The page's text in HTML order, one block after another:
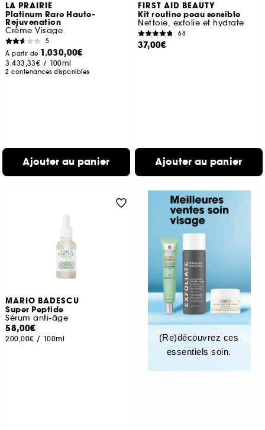
LA PRAIRIE
Platinum Rare Haute-
Rejuvenation
Crème Visage
5
À partir de 1.030,00€
3.433,33€ / 100ml
2 contenances disponibles
Ajouter au panier
FIRST AID BEAUTY
Kit routine peau sensible
Nettoie, exfolie et hydrate
68
37,00€
Ajouter au panier
MARIO BADESCU
Super Peptide
Sérum anti-âge
58,00€
200,00€ / 100ml
(Re)découvrez ces
essentiels soin.